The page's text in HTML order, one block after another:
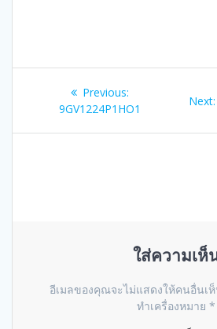
นำทาง
Previous:
post:
9GV1224P1HO1
Next:
ใส่ความเห็
อีเมลของคุณจะไม่แสดงให้คนอื่นเ
ทำเครื่องหมาย *